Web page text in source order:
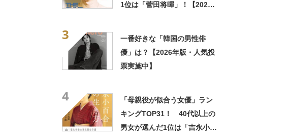
1位は「菅田将暉」！【2022
3
一番好きな「韓国の男性俳
優」は？【2026年版・人気投
票実施中】
4
「母親役が似合う女優」ラン
キングTOP31！ 40代以上の
男女が選んだ1位は「吉永小百